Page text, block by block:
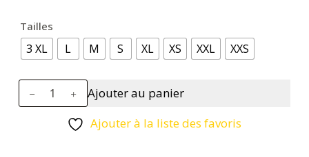
Tailles
3 XL L M S XL XS XXL XXS
quantité
de
Ajouter au panier
Ajouter à la liste des favoris